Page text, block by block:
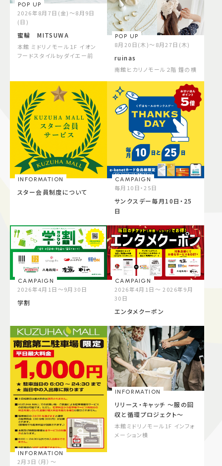
POP UP
2026年8月7日(金)～8月9日
(日)
蜜輪 MITSUWA
本館 ミドリノモール１F イオン
フードスタイルbyダイエー前
POP UP
8月20日(木)～8月27日(木)
ruinas
南館ヒカリノモール２階 鐘の横
INFORMATION
スター会員制度について
CAMPAIGN
毎月10日・25日
サンクスデー毎月10日・25
日
CAMPAIGN
2026年4月1日～9月30日
学割
CAMPAIGN
2026年4月1日～ 2026年9月
30日
エンタメクーポン
INFORMATION
2月3日（月）～
INFORMATION
リリース・キャッチ ～服の回
収と循環プロジェクト～
本館ミドリノモール1F インフォ
メーション横